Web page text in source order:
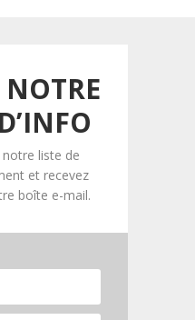
NOTRE
liste de
et recevez
boîte e-mail.